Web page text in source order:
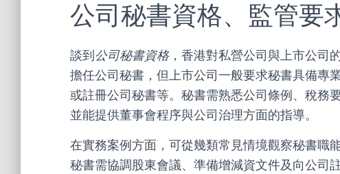
公司秘書資格、監管要
談到 公司秘書資格，香港對私營公司與上市公司
擔任公司秘書，但上市公司一般要求秘書具備專
或註冊公司秘書等。秘書需熟悉公司條例、稅務
並能提供董事會程序與公司治理方面的指導。
在實務案例方面，可從幾類常見情境觀察秘書職
秘書需協調股東會議、準備增減資文件及向公司